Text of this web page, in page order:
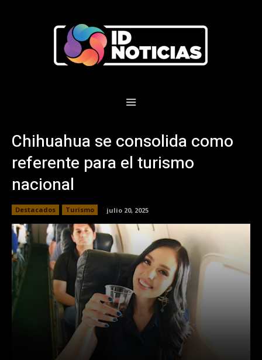
Chihuahua se consolida como
referente para el turismo
nacional
Destacados Turismo julio 20, 2025